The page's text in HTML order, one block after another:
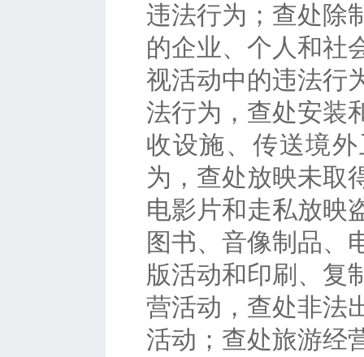
违法行为；查处除
的企业、个人和社
视活动中的违法行
法行为，查处安装
收设施、传送境
为，查处放映未取
电影片和走私放映
图书、音像制品、
版活动和印刷、复
营活动，查处非法
活动；查处旅游经